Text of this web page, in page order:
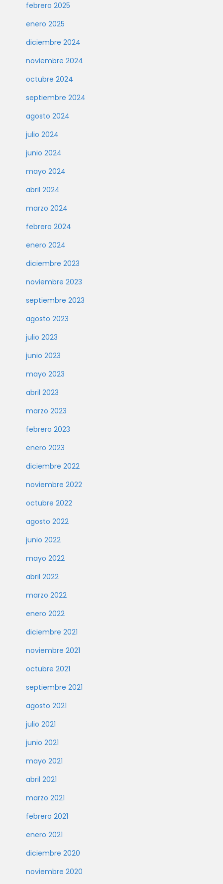
febrero 2025
enero 2025
diciembre 2024
noviembre 2024
octubre 2024
septiembre 2024
agosto 2024
julio 2024
junio 2024
mayo 2024
abril 2024
marzo 2024
febrero 2024
enero 2024
diciembre 2023
noviembre 2023
septiembre 2023
agosto 2023
julio 2023
junio 2023
mayo 2023
abril 2023
marzo 2023
febrero 2023
enero 2023
diciembre 2022
noviembre 2022
octubre 2022
agosto 2022
junio 2022
mayo 2022
abril 2022
marzo 2022
enero 2022
diciembre 2021
noviembre 2021
octubre 2021
septiembre 2021
agosto 2021
julio 2021
junio 2021
mayo 2021
abril 2021
marzo 2021
febrero 2021
enero 2021
diciembre 2020
noviembre 2020